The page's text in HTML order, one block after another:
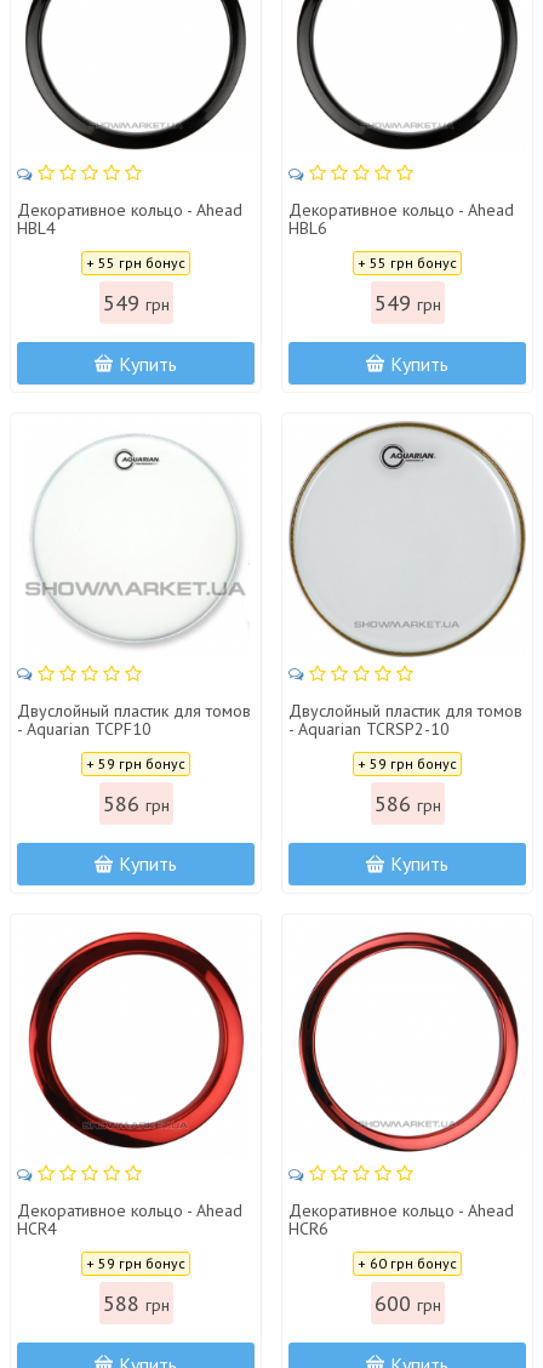
Декоративное кольцо - Ahead
HBL4
+ 55 грн бонус
549 грн
Купить
Декоративное кольцо - Ahead
HBL6
+ 55 грн бонус
549 грн
Купить
Двуслойный пластик для томов
- Aquarian TCPF10
+ 59 грн бонус
586 грн
Купить
Двуслойный пластик для томов
- Aquarian TCRSP2-10
+ 59 грн бонус
586 грн
Купить
Декоративное кольцо - Ahead
HCR4
+ 59 грн бонус
588 грн
Декоративное кольцо - Ahead
HCR6
+ 60 грн бонус
600 грн